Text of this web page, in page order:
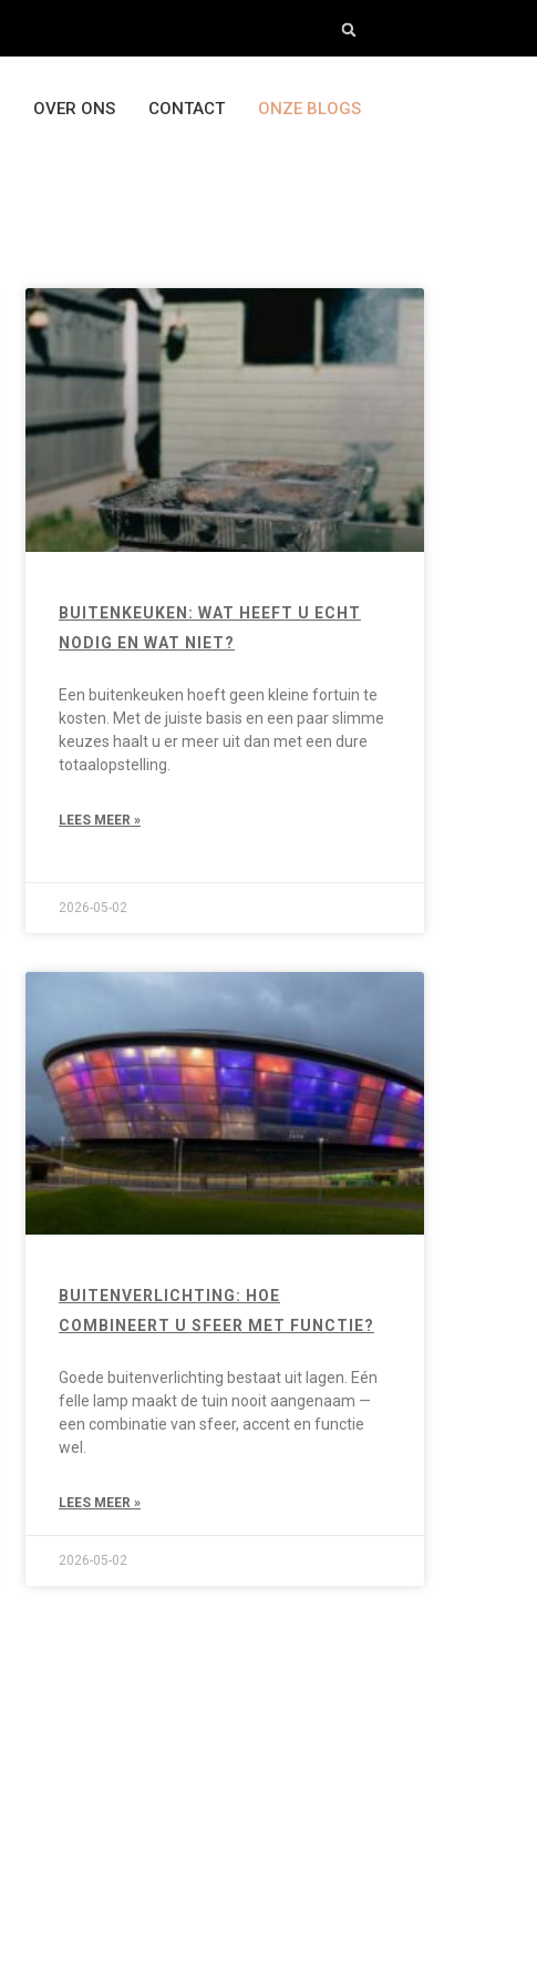
OVER ONS CONTACT ONZE BLOGS
BUITENKEUKEN: WAT HEEFT U ECHT
NODIG EN WAT NIET?
Een buitenkeuken hoeft geen kleine fortuin te
kosten. Met de juiste basis en een paar slimme
keuzes haalt u er meer uit dan met een dure
totaalopstelling.
LEES MEER »
2026-05-02
BUITENVERLICHTING: HOE
COMBINEERT U SFEER MET FUNCTIE?
Goede buitenverlichting bestaat uit lagen. Eén
felle lamp maakt de tuin nooit aangenaam —
een combinatie van sfeer, accent en functie
wel.
LEES MEER »
2026-05-02